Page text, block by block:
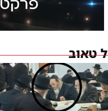
טאוב